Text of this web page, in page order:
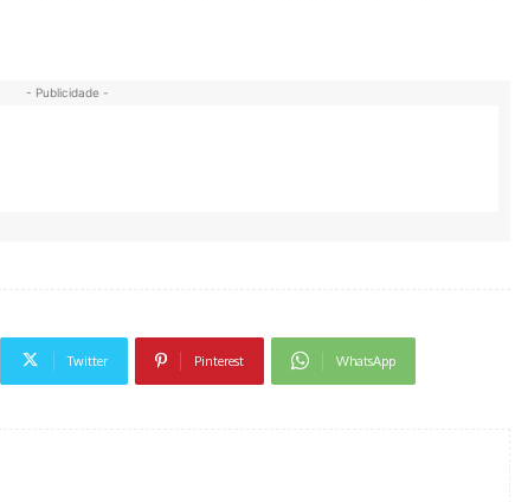
- Publicidade -
Twitter Pinterest WhatsApp